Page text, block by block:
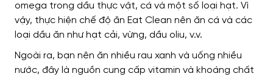
omega trong dầu thực vật, cá và một số loại hạt. Vì
vậy, thực hiện chế độ ăn Eat Clean nên ăn cá và các
loại dầu ăn như hạt cải, vừng, dầu oliu, v.v.
Ngoài ra, bạn nên ăn nhiều rau xanh và uống nhiều
nước, đây là nguồn cung cấp vitamin và khoáng chất